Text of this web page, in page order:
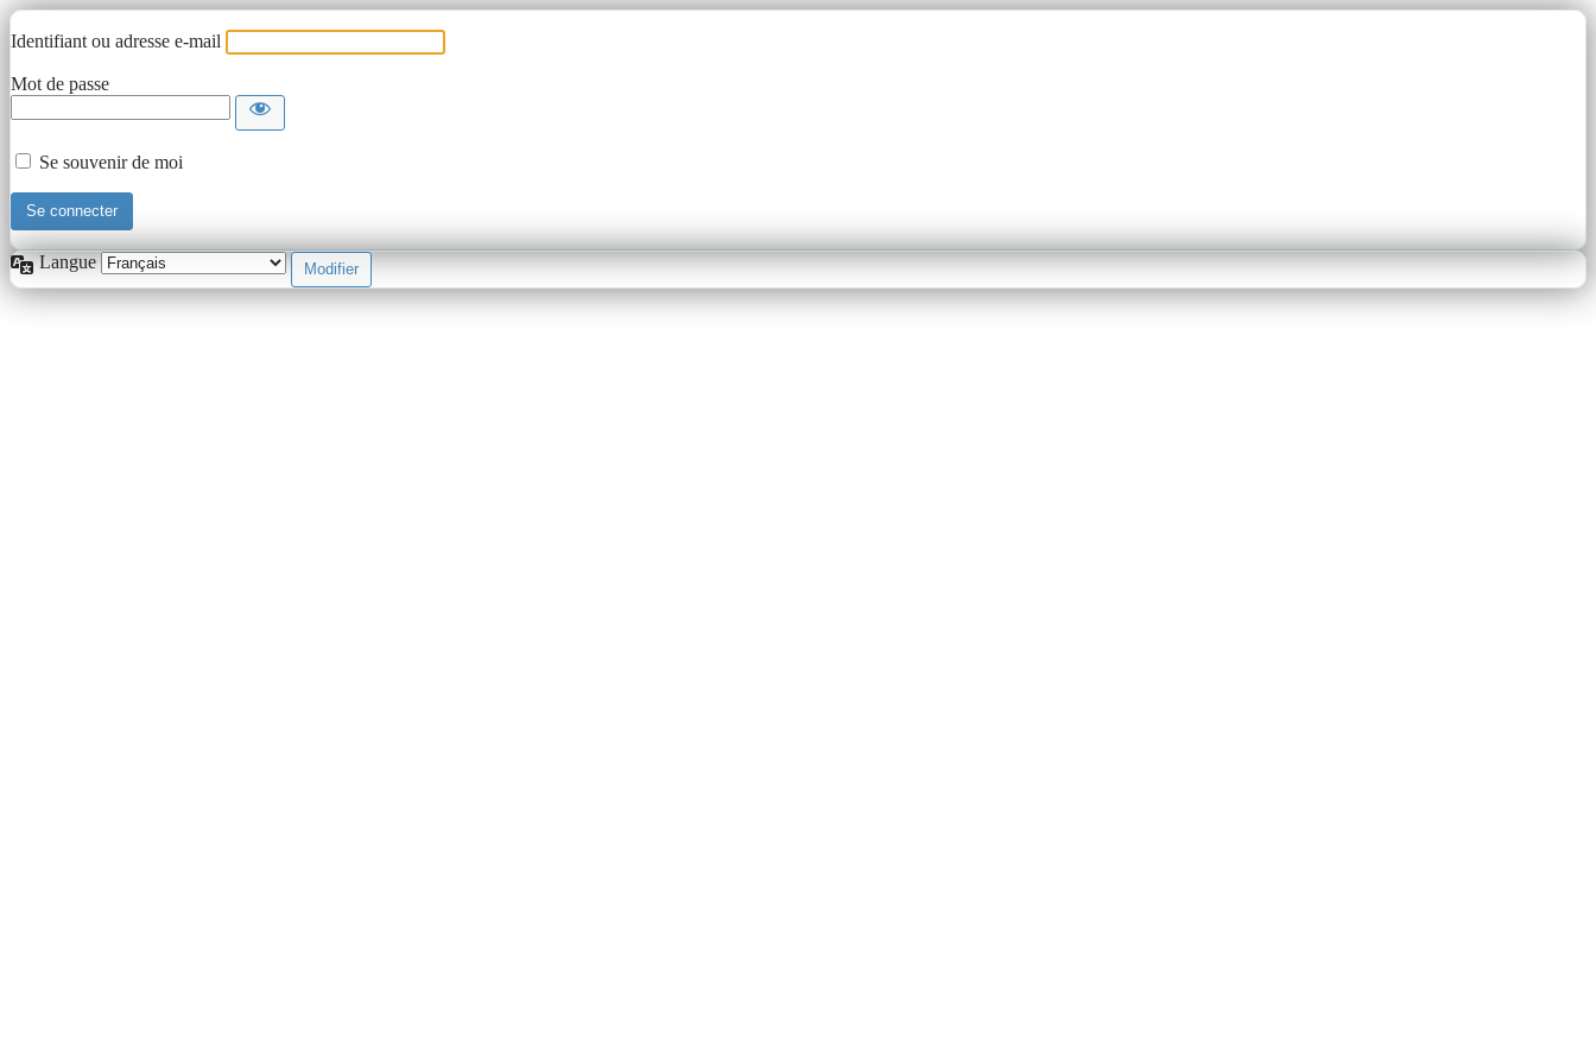
Identifiant ou adresse e-mail
Mot de passe
Se souvenir de moi
Langue